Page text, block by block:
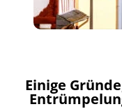
Einige